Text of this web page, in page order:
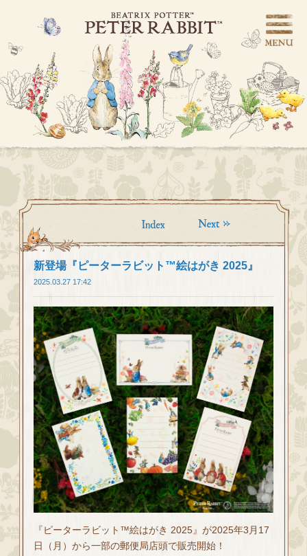
新登場『ピーターラビット™︎絵はがき 2025』
2025.03.27 17:42
『ピーターラビット™︎絵はがき 2025』が2025年3月17
日（月）から一部の郵便局店頭で販売開始！